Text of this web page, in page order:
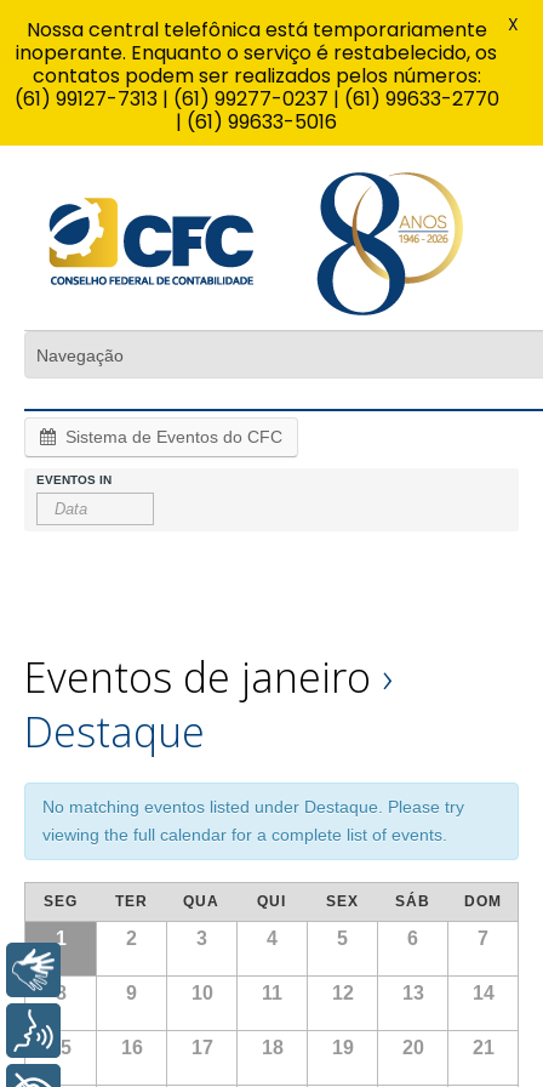
Sistema de Eventos do CFC
EVENTOS IN
Eventos de janeiro ›
Destaque
No matching eventos listed under Destaque. Please try
viewing the full calendar for a complete list of events.
SEG TER QUA QUI SEX SÁB DOM
1 2 3 4 5 6 7
8 9 10 11 12 13 14
15 16 17 18 19 20 21
Nossa central telefônica está temporariamente
inoperante. Enquanto o serviço é restabelecido, os
contatos podem ser realizados pelos números:
(61) 99127-7313 | (61) 99277-0237 | (61) 99633-2770
| (61) 99633-5016
X
Voz